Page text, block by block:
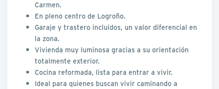
Carmen.
En pleno centro de Logroño.
Garaje y trastero incluidos, un valor diferencial en
la zona.
Vivienda muy luminosa gracias a su orientación
totalmente exterior.
Cocina reformada, lista para entrar a vivir.
Ideal para quienes buscan vivir caminando a